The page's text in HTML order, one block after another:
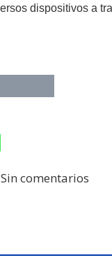
dispositivos a
Sin comentarios